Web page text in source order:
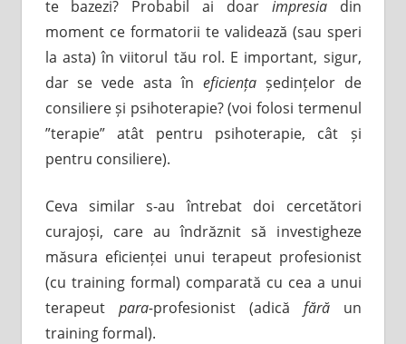
te bazezi? Probabil ai doar impresiadin
moment ce formatorii te validează (sau speri
la asta) în viitorul tău rol. E important, sigur,
dar se vede asta în eficiențaședințelor de
consiliere și psihoterapie? (voi folosi termenul
”terapie” atât pentru psihoterapie, cât și
pentru consiliere).
Ceva similar s-au întrebat doi cercetători
curajoși, care au îndrăznit să investigheze
măsura eficienței unui terapeut profesionist
(cu training formal) comparată cu cea a unui
terapeut para-profesionist (adică fărăun
training formal).